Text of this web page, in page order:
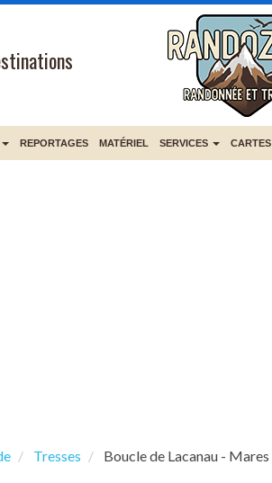
REPORTAGES MATÉRIEL SERVICES CARTES
Tresses Boucle de Lacanau - Mares